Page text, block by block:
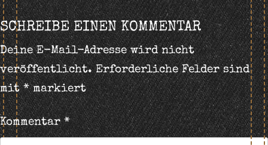
SCHREIBE EINEN KOMMENTAR
Deine E-Mail-Adresse wird nicht
veröffentlicht. Erforderliche Felder sind
mit*markiert
Kommentar*